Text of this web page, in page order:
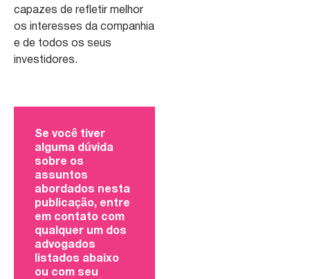
capazes de refletir melhor
os interesses da companhia
e de todos os seus
investidores.
Se você tiver
alguma dúvida
sobre os
assuntos
abordados nesta
publicação, entre
em contato com
qualquer um dos
advogados
listados abaixo
ou com seu